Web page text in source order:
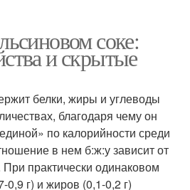
соке:
и скрытые
белки, жиры и углеводы
благодаря чему он
по калорийности среди
в нем б:ж:у зависит от
практически одинаковом
г) и жиров (0,1-0,2 г)